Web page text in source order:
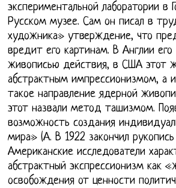
экспериментальной лаборатории в
Русском музее. Сам он писал в
художника» утверждение, что
вредит его картинам. В Англии его
живописью действия, в США этот
абстрактным импрессионизмом, а
такое направление ядерной
этот назвали метод ташизмом.
возможность создания
мира» (А. В 1922 закончил
Американские исследователи
абстрактный экспрессионизм как
освобождения от ценности